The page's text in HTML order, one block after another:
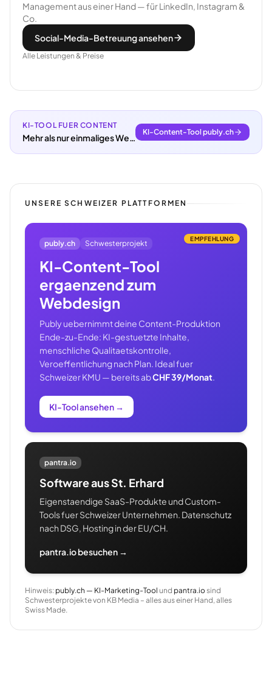
Management aus einer Hand — für LinkedIn, Instagram &
Co.
Social-Media-Betreuung ansehen
Alle Leistungen & Preise
KI-TOOL FUER CONTENT
Mehr als nur einmaliges Webdesign.
KI-Content-Tool publy.ch
UNSERE SCHWEIZER PLATTFORMEN
EMPFEHLUNG
publy.ch Schwesterprojekt
KI-Content-Tool
ergaenzend zum
Webdesign
Publy uebernimmt deine Content-Produktion
Ende-zu-Ende: KI-gestuetzte Inhalte,
menschliche Qualitaetskontrolle,
Veroeffentlichung nach Plan. Ideal fuer
Schweizer KMU — bereits abCHF 39/Monat.
KI-Tool ansehen →
pantra.io
Software aus St. Erhard
Eigenstaendige SaaS-Produkte und Custom-
Tools fuer Schweizer Unternehmen. Datenschutz
nach DSG, Hosting in der EU/CH.
pantra.io besuchen →
Hinweis: publy.ch — KI-Marketing-Tool und pantra.iosind
Schwesterprojekte von KB Media – alles aus einer Hand, alles
Swiss Made.